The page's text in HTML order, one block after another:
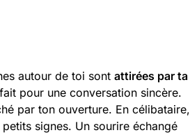
autour de toi sont attirées par ta
pour une conversation sincère.
par ton ouverture. En célibataire,
signes. Un sourire échangé